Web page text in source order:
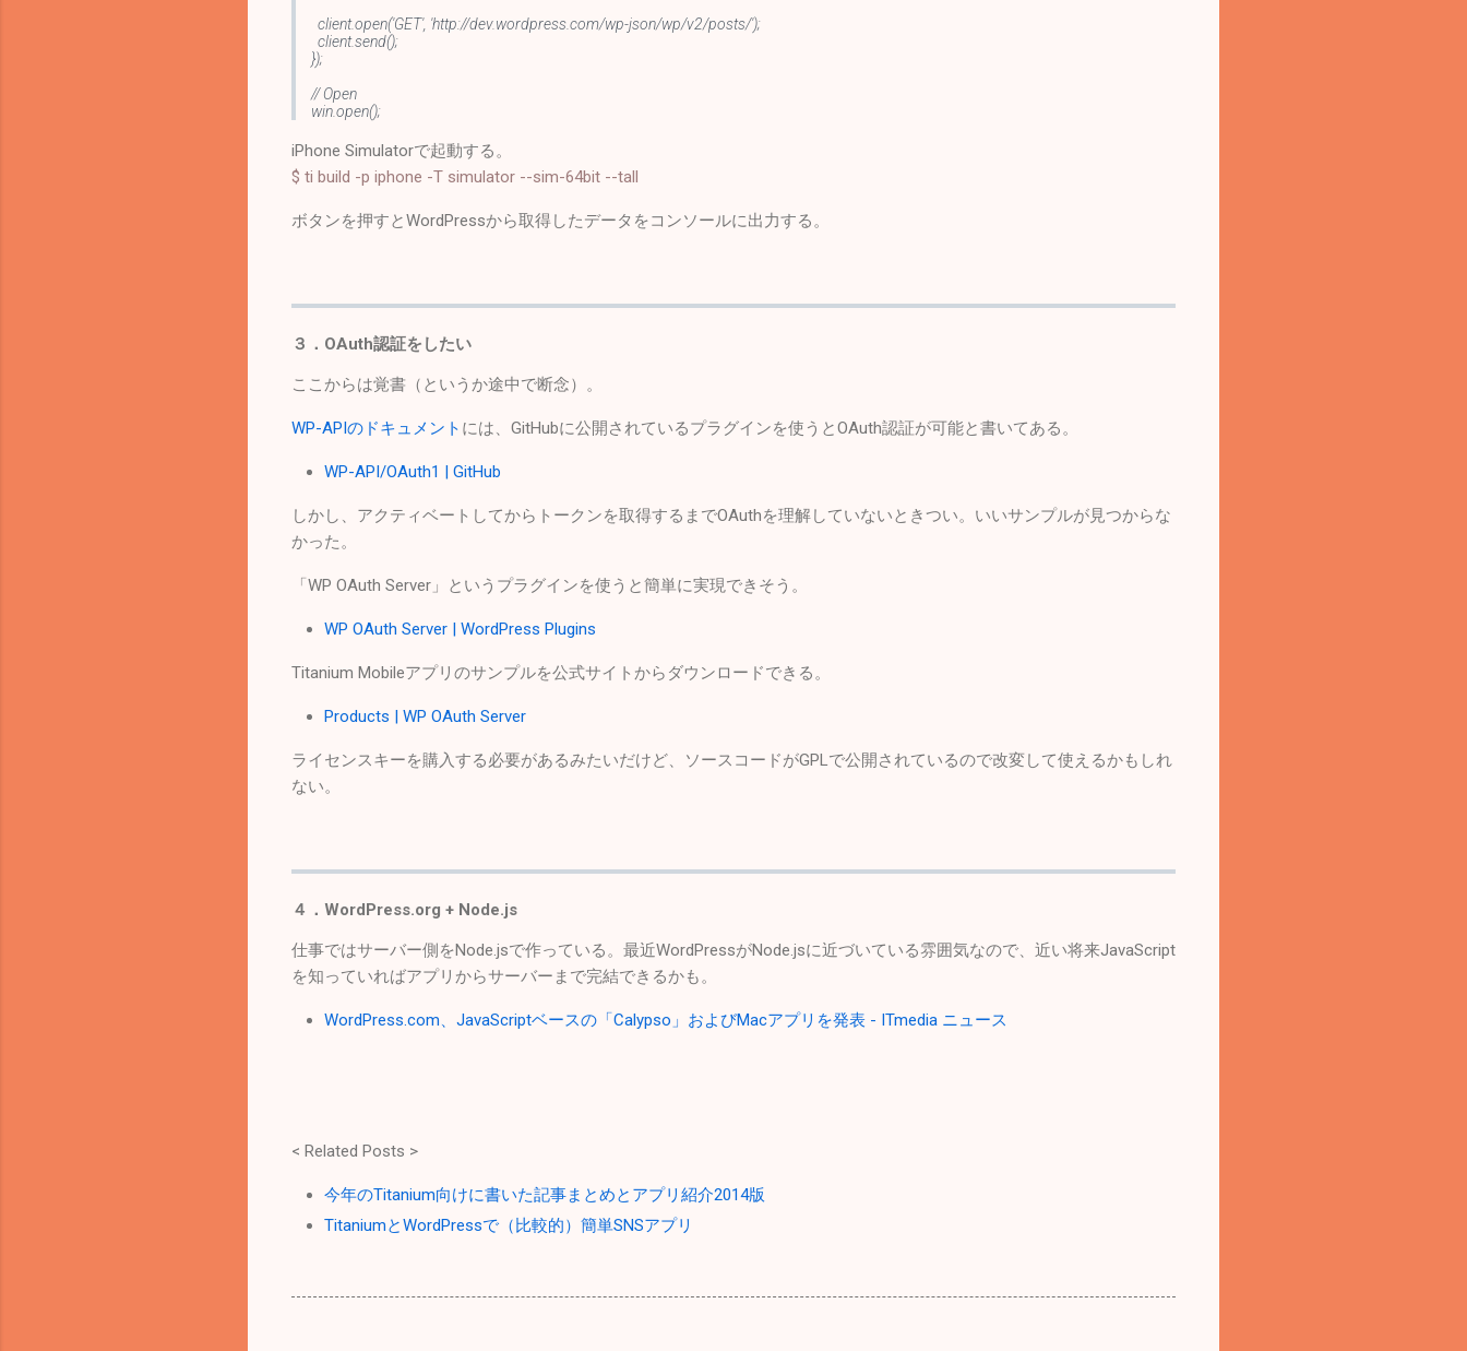
client.open('GET', 'http://dev.wordpress.com/wp-json/wp/v2/posts/');
client.send();
});
// Open
win.open();
iPhone Simulatorで起動する。
$ ti build -p iphone -T simulator --sim-64bit --tall
ボタンを押すとWordPressから取得したデータをコンソールに出力する。
３．OAuth認証をしたい
ここからは覚書（というか途中で断念）。
WP-APIのドキュメント には、GitHubに公開されているプラグインを使うとOAuth認証が可能と書いてある。
WP-API/OAuth1 | GitHub
しかし、アクティベートしてからトークンを取得するまでOAuthを理解していないときつい。いいサンプルが見つからな
かった。
「WP OAuth Server」というプラグインを使うと簡単に実現できそう。
WP OAuth Server | WordPress Plugins
Titanium Mobileアプリのサンプルを公式サイトからダウンロードできる。
Products | WP OAuth Server
ライセンスキーを購入する必要があるみたいだけど、ソースコードがGPLで公開されているので改変して使えるかもしれ
ない。
４．WordPress.org + Node.js
仕事ではサーバー側をNode.jsで作っている。最近WordPressがNode.jsに近づいている雰囲気なので、近い将来JavaScript
を知っていればアプリからサーバーまで完結できるかも。
WordPress.com、JavaScriptベースの「Calypso」およびMacアプリを発表 - ITmedia ニュース
< Related Posts >
今年のTitanium向けに書いた記事まとめとアプリ紹介2014版
TitaniumとWordPressで（比較的）簡単SNSアプリ